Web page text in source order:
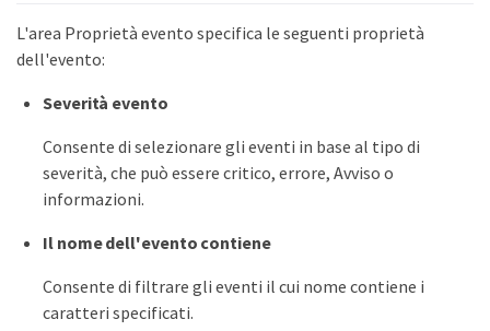
L'area Proprietà evento specifica le seguenti proprietà
dell'evento:
Severità evento
Consente di selezionare gli eventi in base al tipo di
severità, che può essere critico, errore, Avviso o
informazioni.
Il nome dell'evento contiene
Consente di filtrare gli eventi il cui nome contiene i
caratteri specificati.